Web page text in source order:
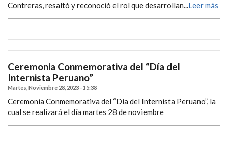
Contreras, resaltó y reconoció el rol que desarrollan...Leer más
Ceremonia Conmemorativa del “Día del
Internista Peruano”
Martes, Noviembre 28, 2023 - 15:38
Ceremonia Conmemorativa del “Día del Internista Peruano”, la
cual se realizará el día martes 28 de noviembre